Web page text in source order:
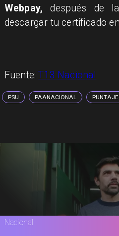
Webpay, después de
descargar tu certificado
Fuente:T13 Nacional
PSU PAANACIONAL
Nacional